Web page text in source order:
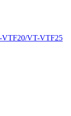
VTF20/VT-VTF25